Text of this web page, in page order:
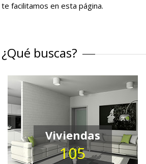
te facilitamos en esta página.
¿Qué buscas?
Viviendas
105